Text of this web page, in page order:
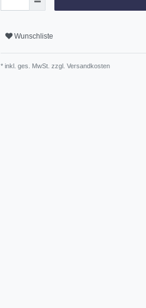
Wunschliste
* inkl. ges. MwSt. zzgl. Versandkosten